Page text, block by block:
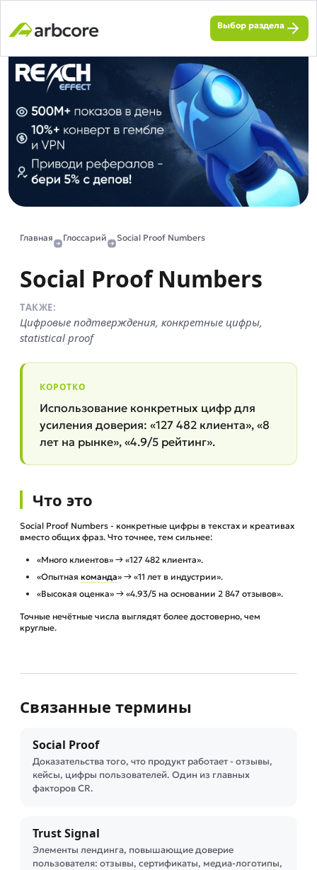
Выбор раздела
Главная Глоссарий Social Proof Numbers
Social Proof Numbers
ТАКЖЕ:
Цифровые подтверждения, конкретные цифры,
statistical proof
КОРОТКО
Использование конкретных цифр для
усиления доверия: «127 482 клиента», «8
лет на рынке», «4.9/5 рейтинг».
Что это
Social Proof Numbers - конкретные цифры в текстах и креативах
вместо общих фраз. Что точнее, тем сильнее:
«Много клиентов» → «127 482 клиента».
«Опытная команда» → «11 лет в индустрии».
«Высокая оценка» → «4.93/5 на основании 2 847 отзывов».
Точные нечётные числа выглядят более достоверно, чем
круглые.
Связанные термины
Social Proof
Доказательства того, что продукт работает - отзывы,
кейсы, цифры пользователей. Один из главных
факторов CR.
Trust Signal
Элементы лендинга, повышающие доверие
пользователя: отзывы, сертификаты, медиа-логотипы,